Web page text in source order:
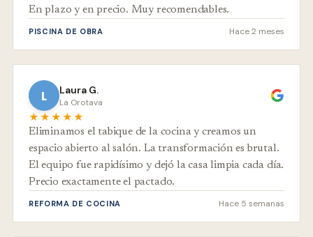
En plazo y en precio. Muy recomendables.
PISCINA DE OBRA Hace 2 meses
L Laura G.
La Orotava
★★★★★
Eliminamos el tabique de la cocina y creamos un
espacio abierto al salón. La transformación es brutal.
El equipo fue rapidísimo y dejó la casa limpia cada día.
Precio exactamente el pactado.
REFORMA DE COCINA Hace 5 semanas